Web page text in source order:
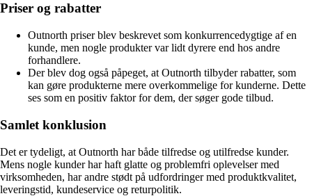
Priser og rabatter
Outnorth priser blev beskrevet som konkurrencedygtige af en
kunde, men nogle produkter var lidt dyrere end hos andre
forhandlere.
Der blev dog også påpeget, at Outnorth tilbyder rabatter, som
kan gøre produkterne mere overkommelige for kunderne. Dette
ses som en positiv faktor for dem, der søger gode tilbud.
Samlet konklusion
Det er tydeligt, at Outnorth har både tilfredse og utilfredse kunder.
Mens nogle kunder har haft glatte og problemfri oplevelser med
virksomheden, har andre stødt på udfordringer med produktkvalitet,
leveringstid, kundeservice og returpolitik.